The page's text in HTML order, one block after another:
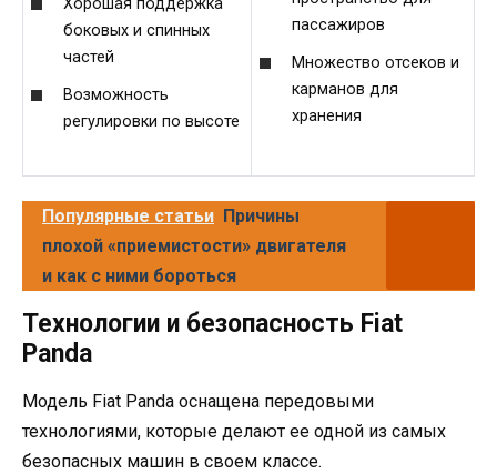
боковых и спинных
частей
Возможность
регулировки по высоте
пассажиров
Множество отсеков и
карманов для
хранения
Популярные статьи Причины
плохой «приемистости» двигателя
и как с ними бороться
Технологии и безопасность Fiat
Panda
Модель Fiat Panda оснащена передовыми
технологиями, которые делают ее одной из самых
безопасных машин в своем классе.